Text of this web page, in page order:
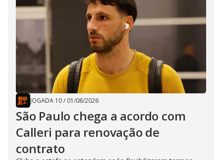
JOGADA 10/ 01/08/2026
São Paulo chega a acordo com
Calleri para renovação de
contrato